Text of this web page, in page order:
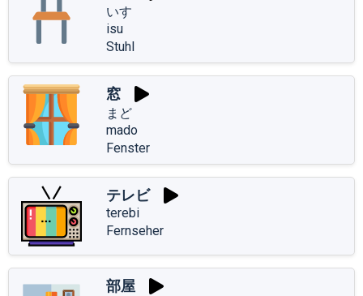
いす
isu
Stuhl
窓
まど
mado
Fenster
テレビ
terebi
Fernseher
部屋